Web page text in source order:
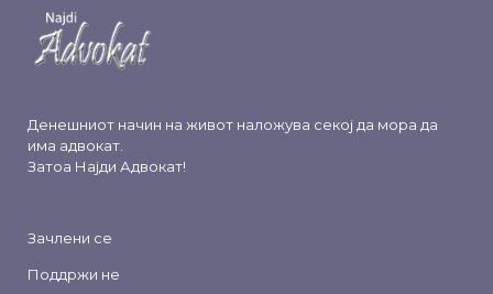
Денешниот начин на живот наложува секој да мора да
има адвокат.
Затоа Најди Адвокат!
Зачлени се
Поддржи не